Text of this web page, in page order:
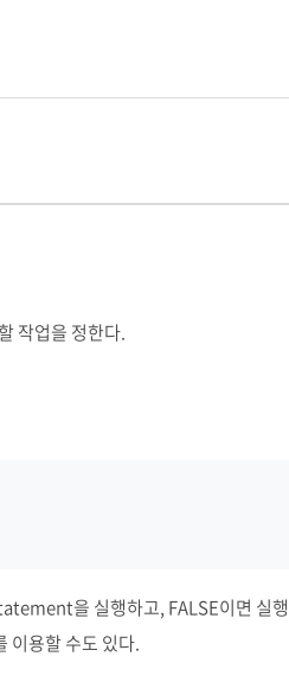
작업을 정한다.
을 실행하고, FALSE이면 실
이용할 수도 있다.